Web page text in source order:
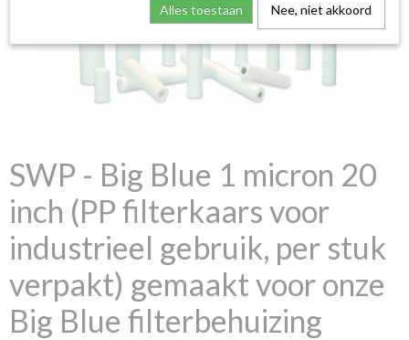
SWP - Big Blue 1 micron 20
inch (PP filterkaars voor
industrieel gebruik, per stuk
verpakt) gemaakt voor onze
Big Blue filterbehuizing
Alles toestaan Nee, niet akkoord